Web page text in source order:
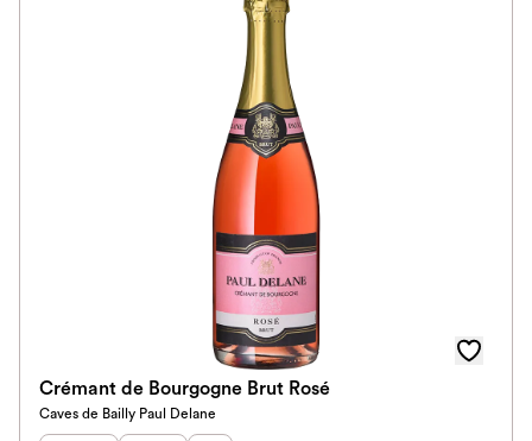
Crémant de Bourgogne Brut Rosé
Caves de Bailly Paul Delane